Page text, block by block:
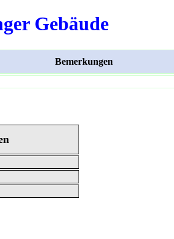
Gebäude
Bemerkungen